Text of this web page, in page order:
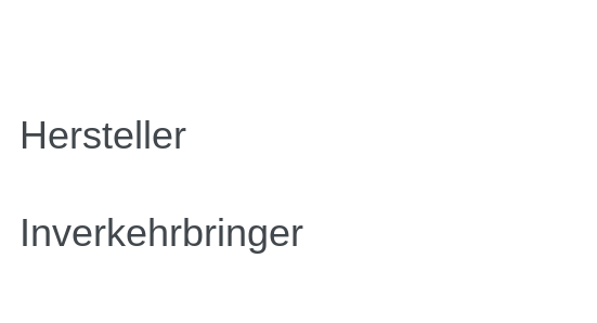
Hersteller
Inverkehrbringer